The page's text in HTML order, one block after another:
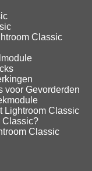
Classic
voor Gevorderden
Lightroom Classic
Classic?
Classic